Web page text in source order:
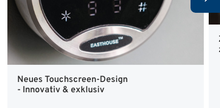
Neues Touchscreen-Design
- Innovativ & exklusiv